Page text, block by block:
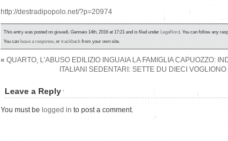
http://destradipopolo.net/?p=20974
This entry was posted on giovedì, Gennaio 14th, 2016 at 17:21 and is filed underLegaNord. You can follow any
You canleave a response, ortrackbackfrom your own site.
« QUARTO, L’ABUSO EDILIZIO INGUAIA LA FAMIGLIA CAPUOZZO:
ITALIANI SEDENTARI: SETTE DU DIECI
Leave a Reply
You must be logged in to post a comment.